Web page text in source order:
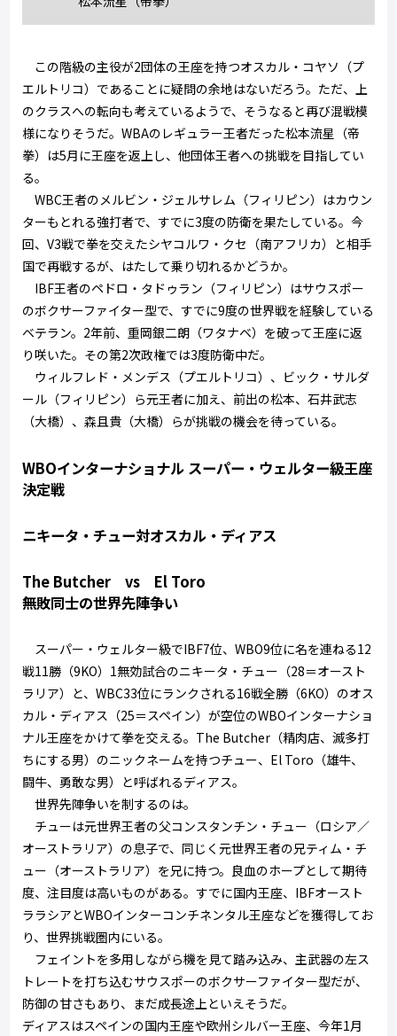
この階級の主役が2団体の王座を持つオスカル・コヤソ（プ
エルトリコ）であることに疑問の余地はないだろう。ただ、上
のクラスへの転向も考えているようで、そうなると再び混戦模
様になりそうだ。WBAのレギュラー王者だった松本流星（帝
拳）は5月に王座を返上し、他団体王者への挑戦を目指してい
る。
WBC王者のメルビン・ジェルサレム（フィリピン）はカウン
ターもとれる強打者で、すでに3度の防衛を果たしている。今
回、V3戦で拳を交えたシヤコルワ・クセ（南アフリカ）と相手
国で再戦するが、はたして乗り切れるかどうか。
IBF王者のペドロ・タドゥラン（フィリピン）はサウスポー
のボクサーファイター型で、すでに9度の世界戦を経験している
ベテラン。2年前、重岡銀二朗（ワタナベ）を破って王座に返
り咲いた。その第2次政権では3度防衛中だ。
ウィルフレド・メンデス（プエルトリコ）、ビック・サルダ
ール（フィリピン）ら元王者に加え、前出の松本、石井武志
（大橋）、森且貴（大橋）らが挑戦の機会を待っている。
WBOインターナショナル スーパー・ウェルター級王座
決定戦
ニキータ・チュー対オスカル・ディアス
The Butcher vs El Toro
無敗同士の世界先陣争い
スーパー・ウェルター級でIBF7位、WBO9位に名を連ねる12
戦11勝（9KO）1無効試合のニキータ・チュー（28＝オースト
ラリア）と、WBC33位にランクされる16戦全勝（6KO）のオス
カル・ディアス（25＝スペイン）が空位のWBOインターナショ
ナル王座をかけて拳を交える。The Butcher（精肉店、滅多打
ちにする男）のニックネームを持つチュー、El Toro（雄牛、
闘牛、勇敢な男）と呼ばれるディアス。
世界先陣争いを制するのは――。
チューは元世界王者の父コンスタンチン・チュー（ロシア／
オーストラリア）の息子で、同じく元世界王者の兄ティム・チ
ュー（オーストラリア）を兄に持つ。良血のホープとして期待
度、注目度は高いものがある。すでに国内王座、IBFオースト
ララシアとWBOインターコンチネンタル王座などを獲得してお
り、世界挑戦圏内にいる。
フェイントを多用しながら機を見て踏み込み、主武器の左ス
トレートを打ち込むサウスポーのボクサーファイター型だが、
防御の甘さもあり、まだ成長途上といえそうだ。
ディアスはスペインの国内王座や欧州シルバー王座、今年1月